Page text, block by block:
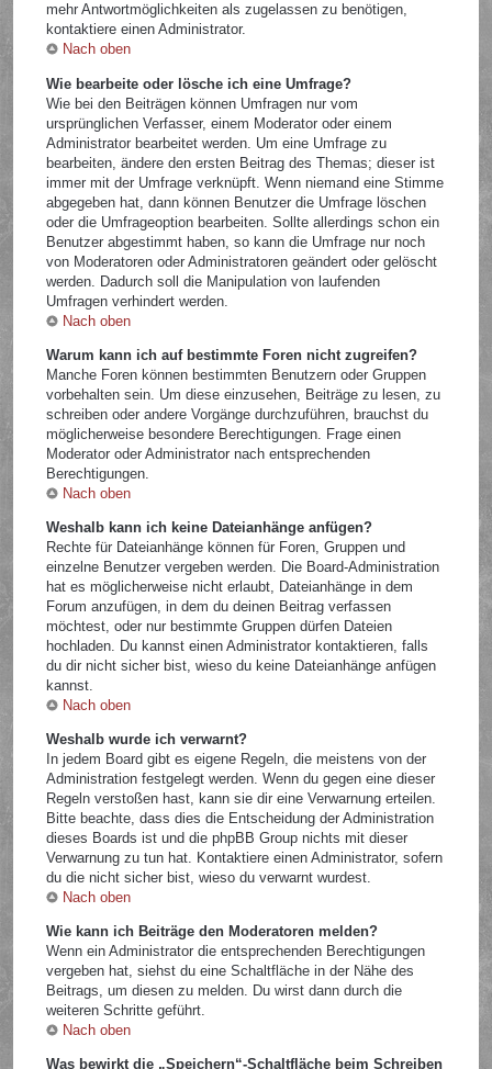
mehr Antwortmöglichkeiten als zugelassen zu benötigen,
kontaktiere einen Administrator.
Nach oben
Wie bearbeite oder lösche ich eine Umfrage?
Wie bei den Beiträgen können Umfragen nur vom
ursprünglichen Verfasser, einem Moderator oder einem
Administrator bearbeitet werden. Um eine Umfrage zu
bearbeiten, ändere den ersten Beitrag des Themas; dieser ist
immer mit der Umfrage verknüpft. Wenn niemand eine Stimme
abgegeben hat, dann können Benutzer die Umfrage löschen
oder die Umfrageoption bearbeiten. Sollte allerdings schon ein
Benutzer abgestimmt haben, so kann die Umfrage nur noch
von Moderatoren oder Administratoren geändert oder gelöscht
werden. Dadurch soll die Manipulation von laufenden
Umfragen verhindert werden.
Nach oben
Warum kann ich auf bestimmte Foren nicht zugreifen?
Manche Foren können bestimmten Benutzern oder Gruppen
vorbehalten sein. Um diese einzusehen, Beiträge zu lesen, zu
schreiben oder andere Vorgänge durchzuführen, brauchst du
möglicherweise besondere Berechtigungen. Frage einen
Moderator oder Administrator nach entsprechenden
Berechtigungen.
Nach oben
Weshalb kann ich keine Dateianhänge anfügen?
Rechte für Dateianhänge können für Foren, Gruppen und
einzelne Benutzer vergeben werden. Die Board-Administration
hat es möglicherweise nicht erlaubt, Dateianhänge in dem
Forum anzufügen, in dem du deinen Beitrag verfassen
möchtest, oder nur bestimmte Gruppen dürfen Dateien
hochladen. Du kannst einen Administrator kontaktieren, falls
du dir nicht sicher bist, wieso du keine Dateianhänge anfügen
kannst.
Nach oben
Weshalb wurde ich verwarnt?
In jedem Board gibt es eigene Regeln, die meistens von der
Administration festgelegt werden. Wenn du gegen eine dieser
Regeln verstoßen hast, kann sie dir eine Verwarnung erteilen.
Bitte beachte, dass dies die Entscheidung der Administration
dieses Boards ist und die phpBB Group nichts mit dieser
Verwarnung zu tun hat. Kontaktiere einen Administrator, sofern
du die nicht sicher bist, wieso du verwarnt wurdest.
Nach oben
Wie kann ich Beiträge den Moderatoren melden?
Wenn ein Administrator die entsprechenden Berechtigungen
vergeben hat, siehst du eine Schaltfläche in der Nähe des
Beitrags, um diesen zu melden. Du wirst dann durch die
weiteren Schritte geführt.
Nach oben
Was bewirkt die „Speichern“-Schaltfläche beim Schreiben